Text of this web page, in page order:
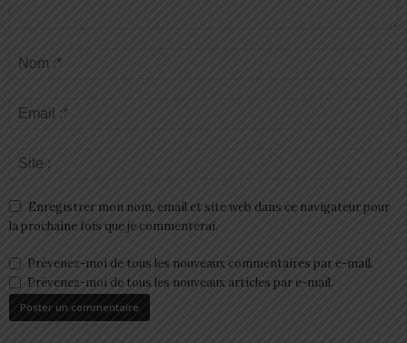
Enregistrer mon nom, email et site web dans ce navigateur pour
la prochaine fois que je commenterai.
Prévenez-moi de tous les nouveaux commentaires par e-mail.
Prévenez-moi de tous les nouveaux articles par e-mail.